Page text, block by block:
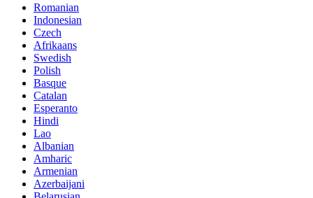
Romanian
Indonesian
Czech
Afrikaans
Swedish
Polish
Basque
Catalan
Esperanto
Hindi
Lao
Albanian
Amharic
Armenian
Azerbaijani